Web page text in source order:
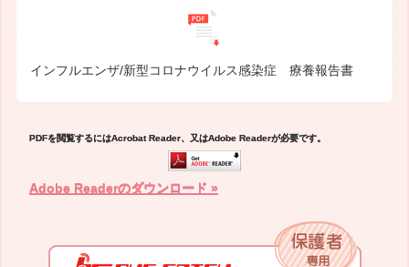
インフルエンザ/新型コロナウイルス感染症 療養報告書
PDFを閲覧するにはAcrobat Reader、又はAdobe Readerが必要です。
Adobe Readerのダウンロード »